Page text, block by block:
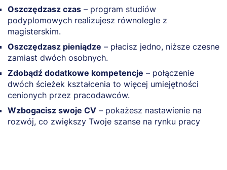
Oszczędzasz czas – program studiów
podyplomowych realizujesz równolegle z
magisterskim.
Oszczędzasz pieniądze – płacisz jedno, niższe czesne
zamiast dwóch osobnych.
Zdobądź dodatkowe kompetencje – połączenie
dwóch ścieżek kształcenia to więcej umiejętności
cenionych przez pracodawców.
Wzbogacisz swoje CV – pokażesz nastawienie na
rozwój, co zwiększy Twoje szanse na rynku pracy